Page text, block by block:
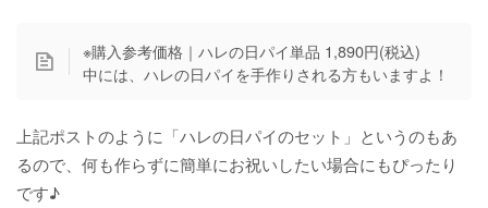
※購入参考価格｜ハレの日パイ単品 1,890円(税込)
中には、ハレの日パイを手作りされる方もいますよ！
上記ポストのように「ハレの日パイのセット」というのもあ
るので、何も作らずに簡単にお祝いしたい場合にもぴったり
です♪